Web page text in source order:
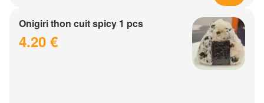
Onigiri thon cuit spicy 1 pcs
4.20 €